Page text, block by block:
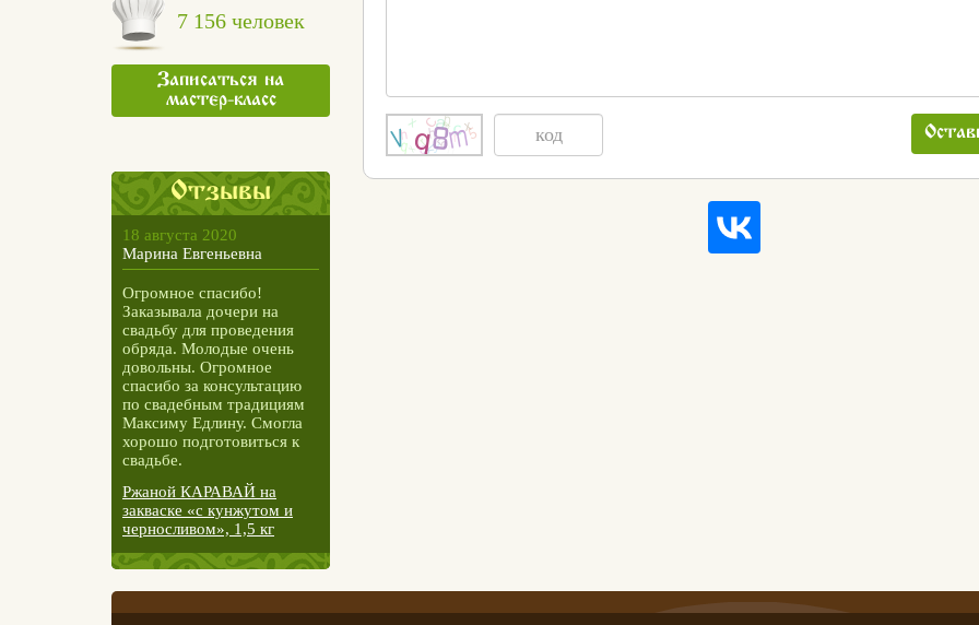
7 156 человек
Записаться на
мастер-класс
Отзывы
18 августа 2020
Марина Евгеньевна
Огромное спасибо!
Заказывала дочери на
свадьбу для проведения
обряда. Молодые очень
довольны. Огромное
спасибо за консультацию
по свадебным традициям
Максиму Едлину. Смогла
хорошо подготовиться к
свадьбе.
Ржаной КАРАВАЙ на
закваске «с кунжутом и
черносливом», 1,5 кг